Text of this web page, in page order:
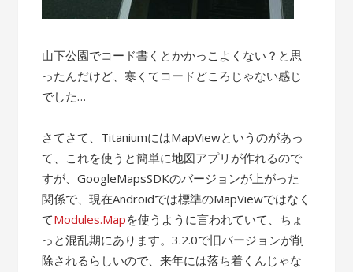
山下公園でコード書くとかかっこよくない？と思
ったんだけど、寒くてコードどころじゃない感じ
でした…
さてさて、TitaniumにはMapViewというのがあっ
て、これを使うと簡単に地図アプリが作れるので
すが、GoogleMapsSDKのバージョンが上がった
関係で、現在Androidでは標準のMapViewではなく
てModules.Mapを使うように言われていて、ちょ
っと混乱期にあります。3.2.0で旧バージョンが削
除されるらしいので、来年には落ち着くんじゃな